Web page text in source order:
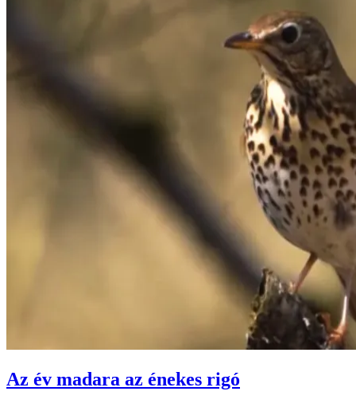
Az év madara az énekes rigó